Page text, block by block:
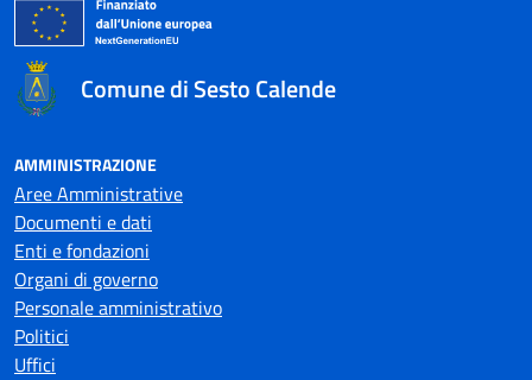
Comune di Sesto Calende
AMMINISTRAZIONE
Aree Amministrative
Documenti e dati
Enti e fondazioni
Organi di governo
Personale amministrativo
Politici
Uffici